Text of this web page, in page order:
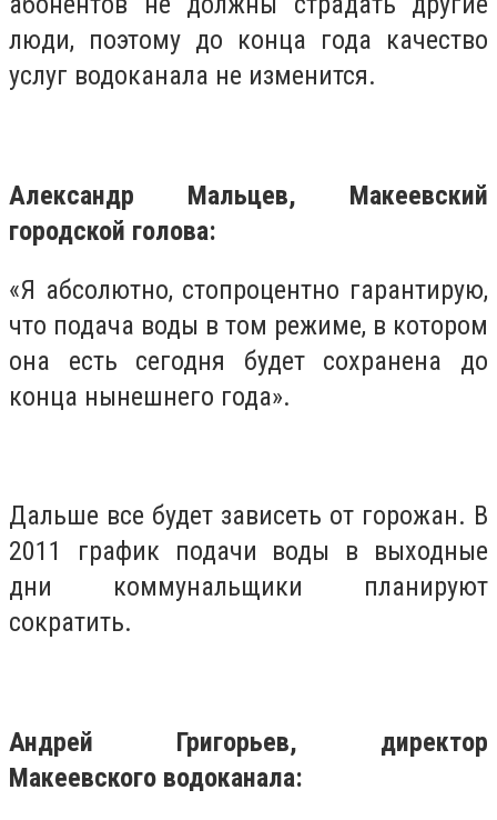
люди, поэтому до конца года качество
услуг водоканала не изменится.
Александр Мальцев, Макеевский
городской голова:
«Я абсолютно, стопроцентно гарантирую,
что подача воды в том режиме, в котором
она есть сегодня будет сохранена до
конца нынешнего года».
Дальше все будет зависеть от горожан. В
2011 график подачи воды в выходные
дни коммунальщики планируют
сократить.
Андрей Григорьев, директор
Макеевского водоканала: